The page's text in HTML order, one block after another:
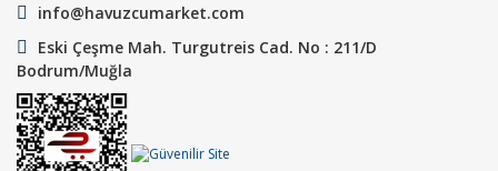
info@havuzcumarket.com
Eski Çeşme Mah. Turgutreis Cad. No : 211/D
Bodrum/Muğla